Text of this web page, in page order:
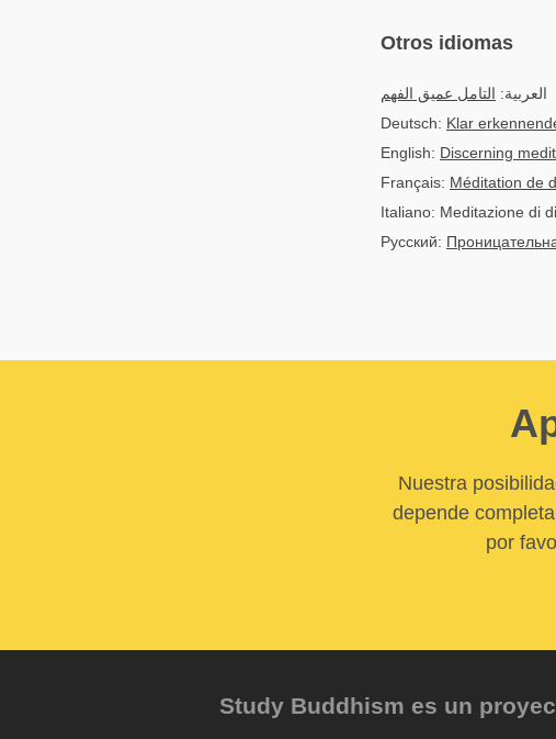
Otros idiomas
العربية: التامل عميق الفهم
Deutsch: Klar
English: Discerning
Français: Méditation de
Italiano: Meditazione di
Русский:
Nuestra
depende
por
Study Buddhism es un